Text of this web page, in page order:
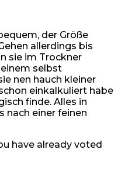
der Größe
allerdings bis
sie im Trockner
selbst
nen hauch kleiner
einkalkuliert habe
finde. Alles in
nach einer feinen
have already voted